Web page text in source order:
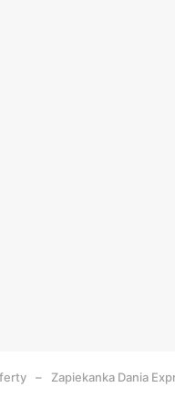
Zapiekanka Dania